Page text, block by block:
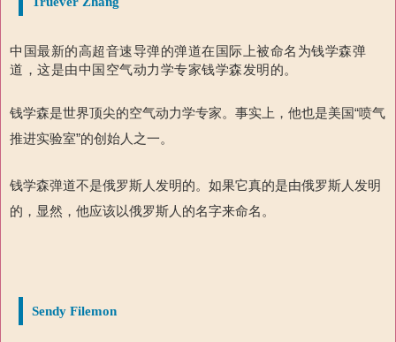
中国最新的高超音速导弹的弹道在国际上被命名为钱学森弹
道，这是由中国空气动力学专家钱学森发明的。
钱学森是世界顶尖的空气动力学专家。事实上，他也是美国“喷气
推进实验室”的创始人之一。
钱学森弹道不是俄罗斯人发明的。如果它真的是由俄罗斯人发明
的，显然，他应该以俄罗斯人的名字来命名。
Sendy Filemon